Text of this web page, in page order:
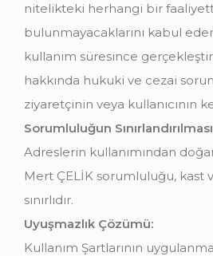
nitelikteki herhangi bir
bulunmayacaklarını kabul
kullanım süresince
hakkında hukuki ve cezai
ziyaretçinin veya kullanıcının
Sorumluluğun
Adreslerin kullanımından
Mert ÇELİK sorumluluğu, kast
sınırlıdır.
Uyuşmazlık Çözümü:
Kullanım Şartlarının